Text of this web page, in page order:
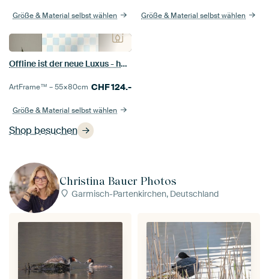
Shop besuchen
Größe & Material selbst wählen Größe & Material selbst wählen
Offline ist der neue Luxus - hellblau
ArtFrame™ –55×80cm CHF124.-
Größe & Material selbst wählen
Christina Bauer Photos
Garmisch-Partenkirchen, Deutschland